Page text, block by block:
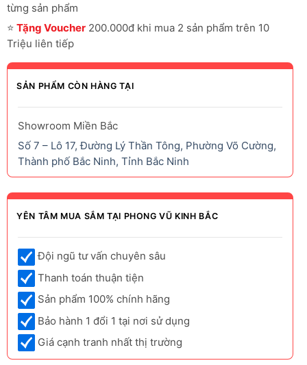
từng sản phẩm
⭐ Tặng Voucher 200.000đ khi mua 2 sản phẩm trên 10
Triệu liên tiếp
SẢN PHẨM CÒN HÀNG TẠI
Showroom Miền Bắc
Số 7 – Lô 17, Đường Lý Thần Tông, Phường Võ Cường,
Thành phố Bắc Ninh, Tỉnh Bắc Ninh
YÊN TÂM MUA SẮM TẠI PHONG VŨ KINH BẮC
Đội ngũ tư vấn chuyên sâu
Thanh toán thuận tiện
Sản phẩm 100% chính hãng
Bảo hành 1 đổi 1 tại nơi sử dụng
Giá cạnh tranh nhất thị trường